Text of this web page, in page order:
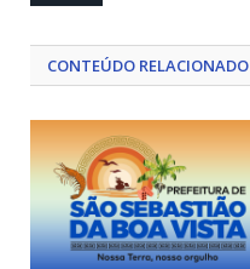
CONTEÚDO RELACIONADO